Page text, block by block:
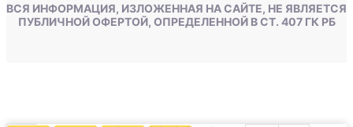
ВСЯ ИНФОРМАЦИЯ, ИЗЛОЖЕННАЯ НА САЙТЕ, НЕ ЯВЛЯЕТСЯ
ПУБЛИЧНОЙ ОФЕРТОЙ, ОПРЕДЕЛЕННОЙ В СТ. 407 ГК РБ